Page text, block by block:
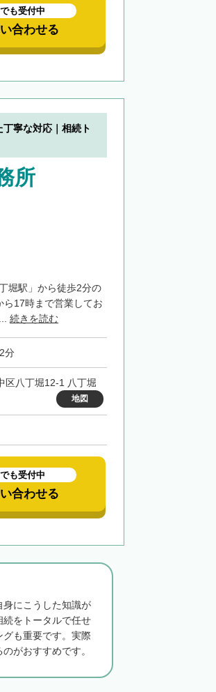
も受付中
合わせる
丁寧な対応｜相続ト
所
堀駅」から徒歩2分の
17時まで営業してお
続きを読む
分
区八丁堀12-1 八丁堀
地図
も受付中
合わせる
にこうした知識が
をトータルで任せ
も重要です。実際
がおすすめです。